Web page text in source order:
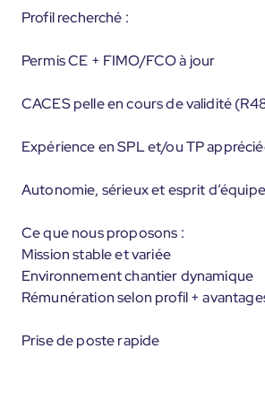
Profil recherché :
Permis CE + FIMO/FCO à jour
CACES pelle en cours de validité
Expérience en SPL et/ou TP
Autonomie, sérieux et esprit d’équipe
Ce que nous proposons :
Mission stable et variée
Environnement chantier dynamique
Rémunération selon profil +
Prise de poste rapide